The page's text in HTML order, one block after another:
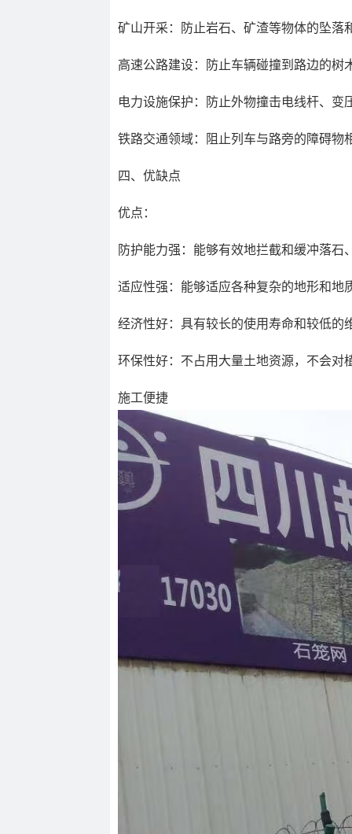
矿山开采：防止岩石、矿渣等物体的坠落
高速公路建设：防止车辆碰撞到路边的
电力设施保护：防止外物撞击电线杆、
铁路交通领域：阻止列车与路旁的障碍
四、优缺点
优点：
防护能力强：能够有效地拦截和缓冲落
适应性强：能够适应各种复杂的地形和地
经济性好：具有较长的使用寿命和较低的
环保性好：不占用大量土地资源，不会
施工便捷